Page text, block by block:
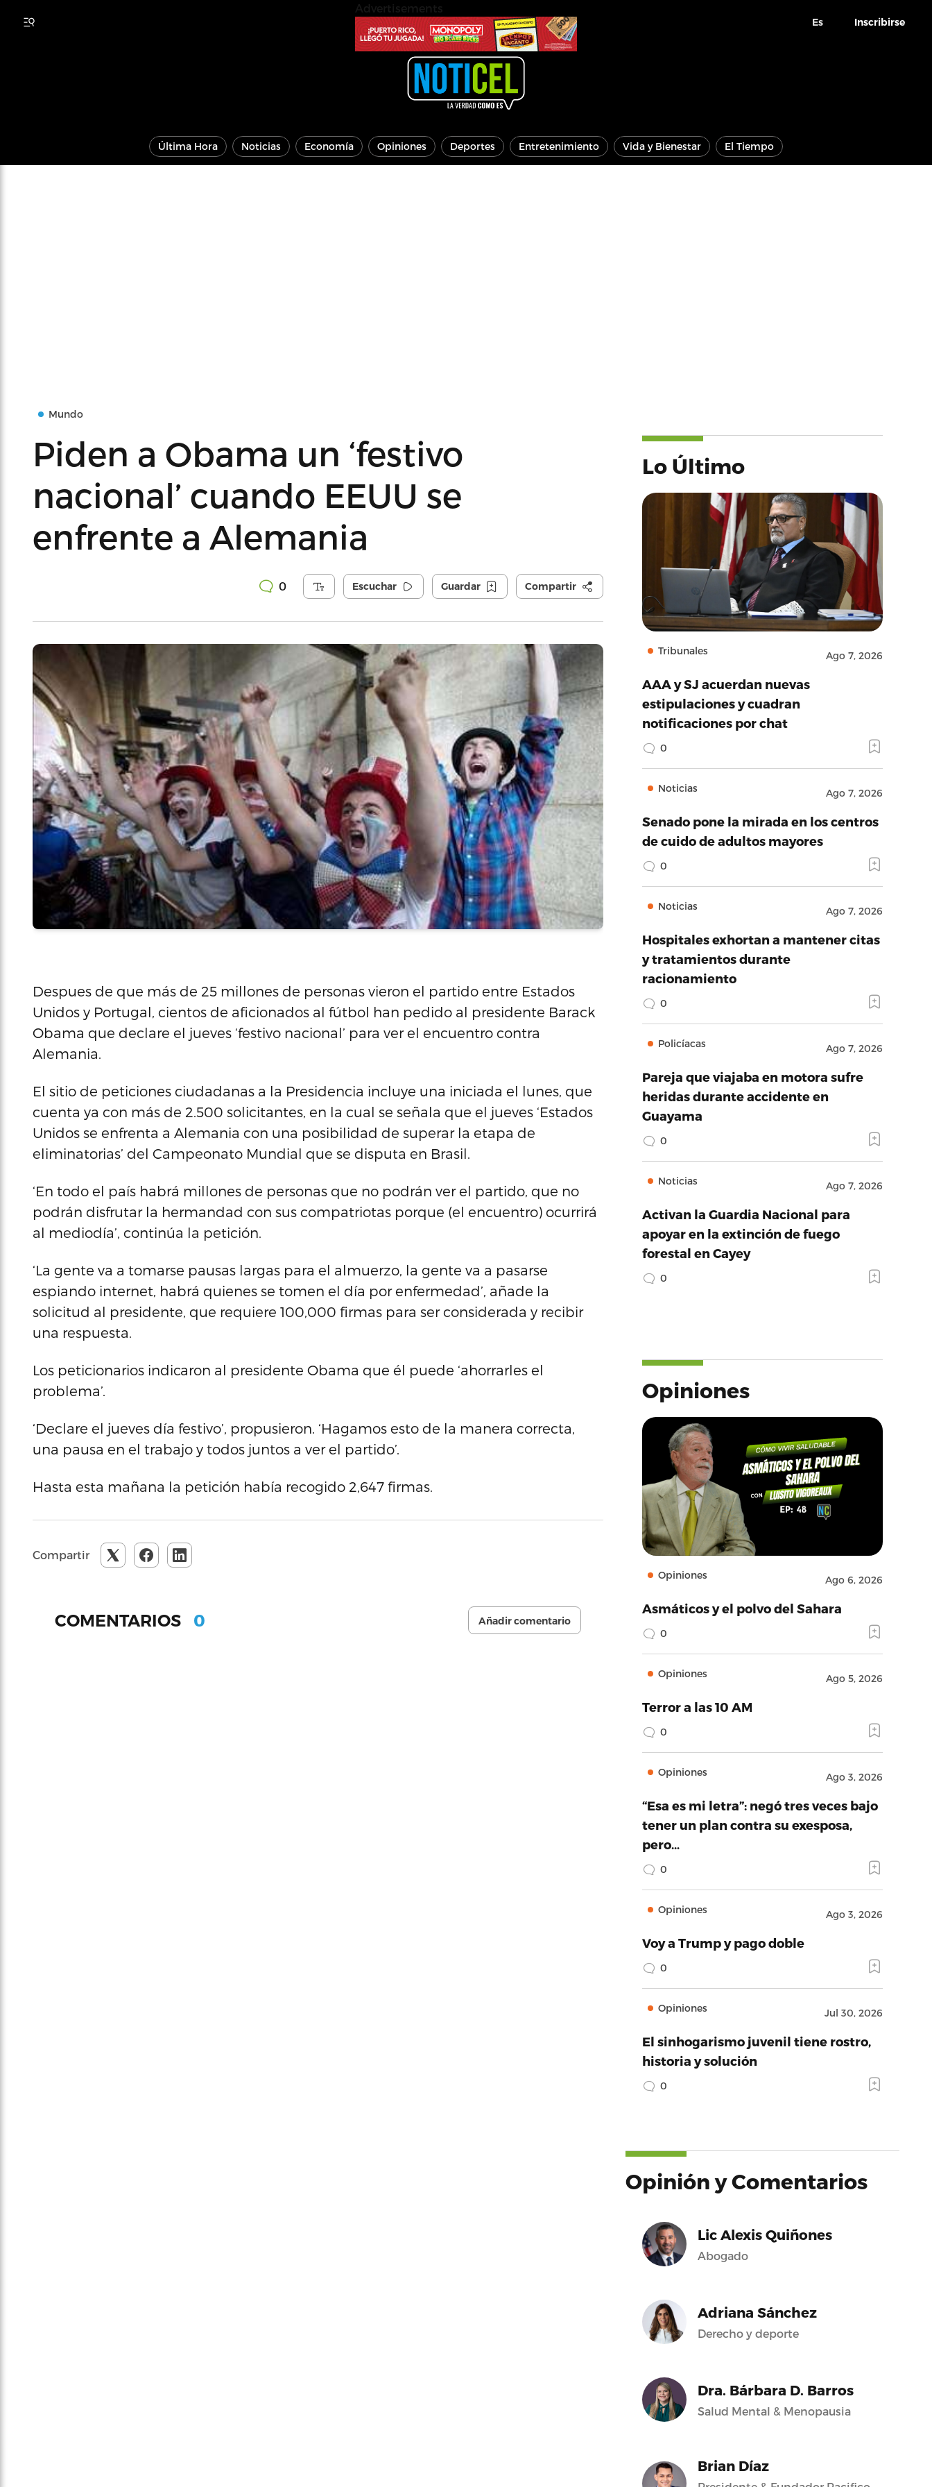
Es Inscribirse
Última Hora Noticias Economía Opiniones Deportes Entretenimiento Vida y Bienestar El Tiempo
Mundo
Piden a Obama un ‘festivo
nacional’ cuando EEUU se
enfrente a Alemania
0 Escuchar Guardar Compartir
Despues de que más de 25 millones de personas vieron el partido entre Estados
Unidos y Portugal, cientos de aficionados al fútbol han pedido al presidente Barack
Obama que declare el jueves ‘festivo nacional’ para ver el encuentro contra
Alemania.
El sitio de peticiones ciudadanas a la Presidencia incluye una iniciada el lunes, que
cuenta ya con más de 2.500 solicitantes, en la cual se señala que el jueves ‘Estados
Unidos se enfrenta a Alemania con una posibilidad de superar la etapa de
eliminatorias’ del Campeonato Mundial que se disputa en Brasil.
‘En todo el país habrá millones de personas que no podrán ver el partido, que no
podrán disfrutar la hermandad con sus compatriotas porque (el encuentro) ocurrirá
al mediodía’, continúa la petición.
‘La gente va a tomarse pausas largas para el almuerzo, la gente va a pasarse
espiando internet, habrá quienes se tomen el día por enfermedad’, añade la
solicitud al presidente, que requiere 100,000 firmas para ser considerada y recibir
una respuesta.
Los peticionarios indicaron al presidente Obama que él puede ‘ahorrarles el
problema’.
‘Declare el jueves día festivo’, propusieron. ‘Hagamos esto de la manera correcta,
una pausa en el trabajo y todos juntos a ver el partido’.
Hasta esta mañana la petición había recogido 2,647 firmas.
Compartir
COMENTARIOS 0 Añadir comentario
Lo Último
Tribunales Ago 7, 2026
AAA y SJ acuerdan nuevas
estipulaciones y cuadran
notificaciones por chat
0
Noticias Ago 7, 2026
Senado pone la mirada en los centros
de cuido de adultos mayores
0
Noticias Ago 7, 2026
Hospitales exhortan a mantener citas
y tratamientos durante
racionamiento
0
Policíacas Ago 7, 2026
Pareja que viajaba en motora sufre
heridas durante accidente en
Guayama
0
Noticias Ago 7, 2026
Activan la Guardia Nacional para
apoyar en la extinción de fuego
forestal en Cayey
0
Opiniones
Opiniones Ago 6, 2026
Asmáticos y el polvo del Sahara
0
Opiniones Ago 5, 2026
Terror a las 10 AM
0
Opiniones Ago 3, 2026
“Esa es mi letra”: negó tres veces bajo
tener un plan contra su exesposa,
pero…
0
Opiniones Ago 3, 2026
Voy a Trump y pago doble
0
Opiniones Jul 30, 2026
El sinhogarismo juvenil tiene rostro,
historia y solución
0
Opinión y Comentarios
Lic Alexis Quiñones
Abogado
Adriana Sánchez
Derecho y deporte
Dra. Bárbara D. Barros
Salud Mental & Menopausia
Brian Díaz